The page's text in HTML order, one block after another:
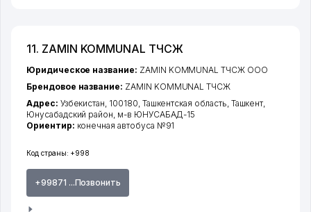
11. ZAMIN KOMMUNAL ТЧСЖ
Код страны: +998
+99871 ...Позвонить
Юридическое название: ZAMIN KOMMUNAL ТЧСЖ ООО
Брендовое название: ZAMIN KOMMUNAL ТЧСЖ
Адрес: Узбекистан, 100180, Ташкентская область, Ташкент,
Юнусабадский район, м-в ЮНУСАБАД-15
Ориентир: конечная автобуса №91